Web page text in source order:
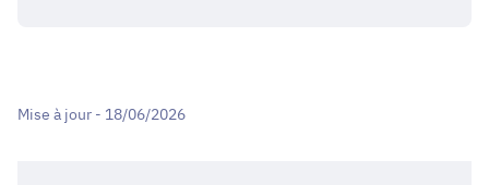
Mise à jour - 18/06/2026